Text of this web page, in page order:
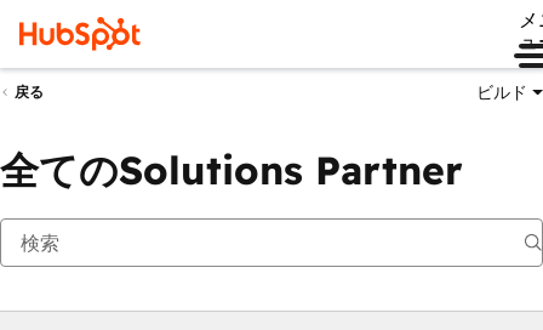
ュ
戻る ビルド
全てのSolutions Partner